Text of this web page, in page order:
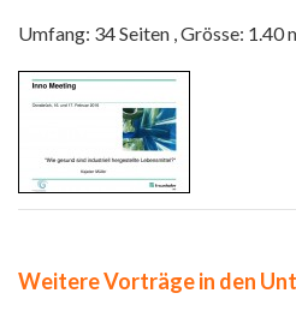
Umfang: 34 Seiten , Grösse: 1.40
Weitere Vorträge in den